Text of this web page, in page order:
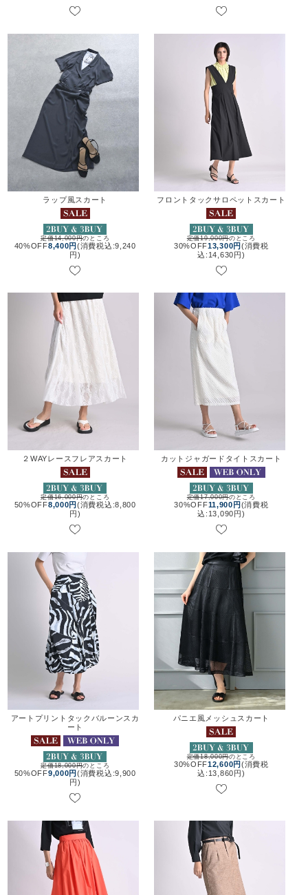
ラップ風スカート
定価14,000円のところ
40%OFF8,400円(消費税込:9,240
円)
フロントタックサロペットスカート
定価19,000円のところ
30%OFF13,300円 (消費税
込:14,630円)
２WAYレースフレアスカート
定価16,000円のところ
50%OFF8,000円(消費税込:8,800
円)
カットジャガードタイトスカート
定価17,000円のところ
30%OFF11,900円 (消費税
込:13,090円)
アートプリントタックバルーンスカ
ート
定価18,000円のところ
50%OFF9,000円(消費税込:9,900
円)
パニエ風メッシュスカート
定価18,000円のところ
30%OFF12,600円 (消費税
込:13,860円)